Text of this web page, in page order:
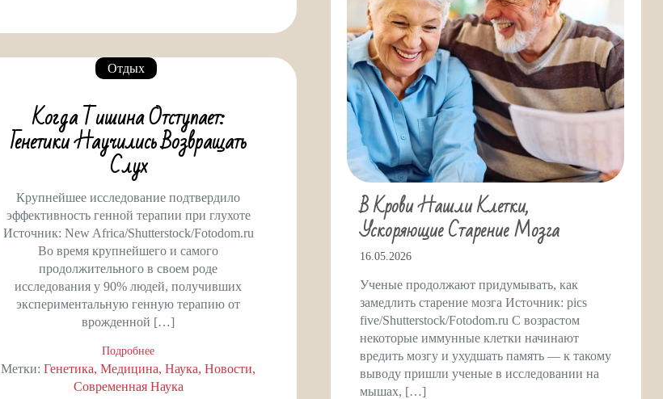
Отдых
Когда Тишина Отступает:
Генетики Научились Возвращать
Слух
Крупнейшее исследование подтвердило
эффективность генной терапии при глухоте
Источник: New Africa/Shutterstock/Fotodom.ru
Во время крупнейшего и самого
продолжительного в своем роде
исследования у 90% людей, получивших
экспериментальную генную терапию от
врожденной […]
Подробнее
Метки:Генетика Медицина Наука Новости
Современная Наука
В Крови Нашли Клетки,
Ускоряющие Старение Мозга
16.05.2026
Ученые продолжают придумывать, как
замедлить старение мозга Источник: pics
five/Shutterstock/Fotodom.ru С возрастом
некоторые иммунные клетки начинают
вредить мозгу и ухудшать память — к такому
выводу пришли ученые в исследовании на
мышах, […]